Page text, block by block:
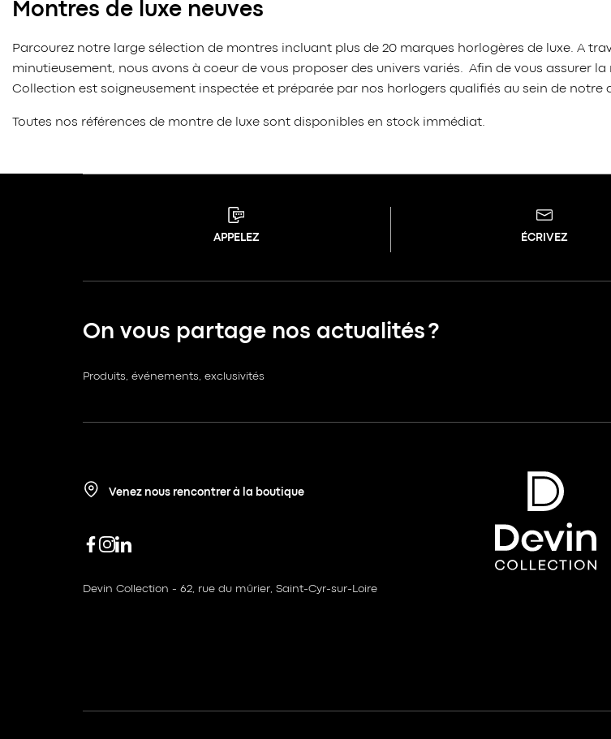
Montres de luxe neuves
Parcourez notre large sélection de montres incluant plus de 20 marques horlogères de luxe. A
minutieusement, nous avons à coeur de vous proposer des univers variés. Afin de vous assurer
Collection est soigneusement inspectée et préparée par nos horlogers qualifiés au sein de notre
Toutes nos références de montre de luxe sont disponibles en stock immédiat.
APPELEZ ÉCRIVEZ
On vous partage nos actualités ?
Produits, événements, exclusivités
Venez nous rencontrer à la boutique
Devin Collection - 62, rue du mûrier, Saint-Cyr-sur-Loire